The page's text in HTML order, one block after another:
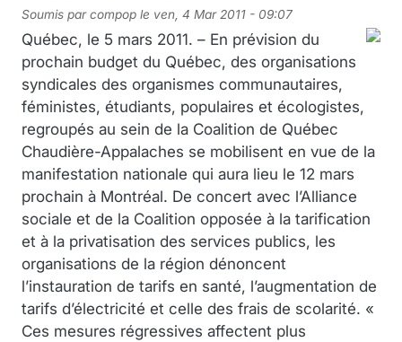
Soumis parcompop le ven, 4 Mar 2011 - 09:07
Québec, le 5 mars 2011. – En prévision du
prochain budget du Québec, des organisations
syndicales des organismes communautaires,
féministes, étudiants, populaires et écologistes,
regroupés au sein de la Coalition de Québec
Chaudière-Appalaches se mobilisent en vue de la
manifestation nationale qui aura lieu le 12 mars
prochain à Montréal. De concert avec l’Alliance
sociale et de la Coalition opposée à la tarification
et à la privatisation des services publics, les
organisations de la région dénoncent
l’instauration de tarifs en santé, l’augmentation de
tarifs d’électricité et celle des frais de scolarité. «
Ces mesures régressives affectent plus